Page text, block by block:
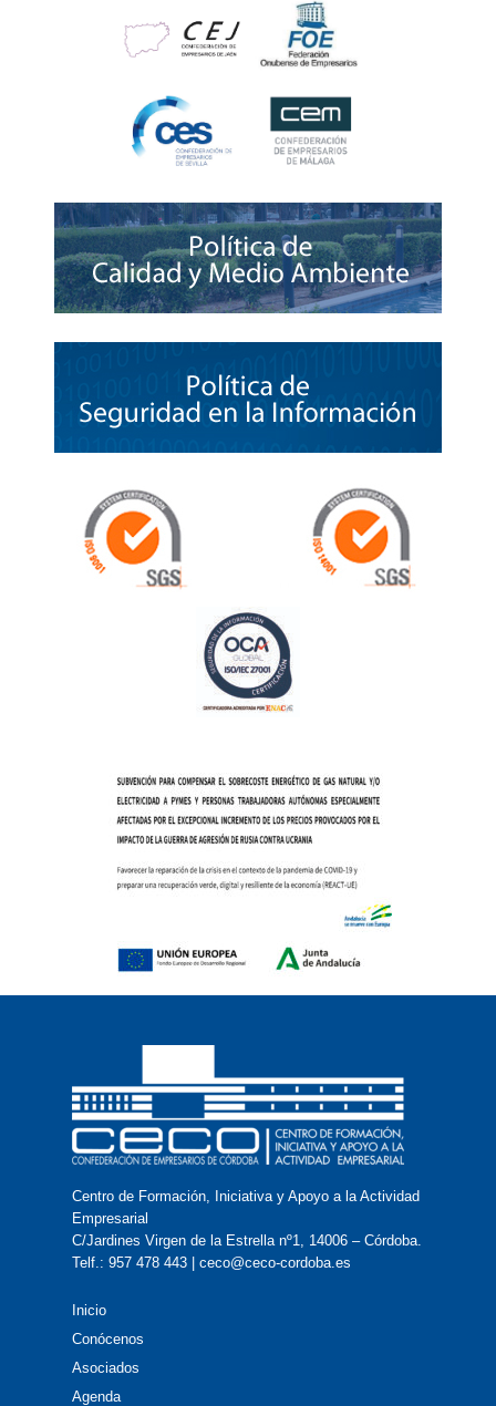
Centro de Formación, Iniciativa y Apoyo a la Actividad
Empresarial
C/Jardines Virgen de la Estrella nº1, 14006 – Córdoba.
Telf.: 957 478 443 | ceco@ceco-cordoba.es
Inicio
Conócenos
Asociados
Agenda